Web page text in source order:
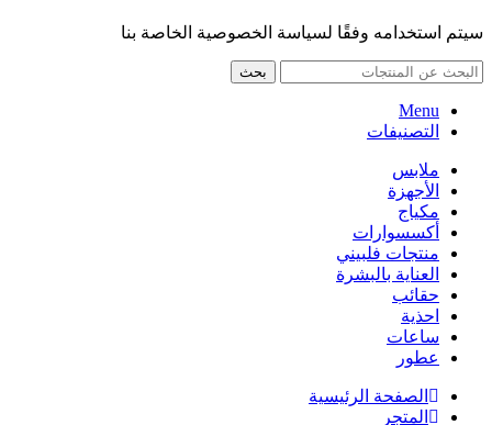
سيتم استخدامه وفقًا لسياسة الخصوصية الخاصة بنا
بحث
Menu
التصنيفات
ملابس
الأجهزة
مكياج
أكسسوارات
منتجات فلبيني
العناية بالبشرة
حقائب
احذية
ساعات
عطور
الصفحة الرئيسية
المتجر